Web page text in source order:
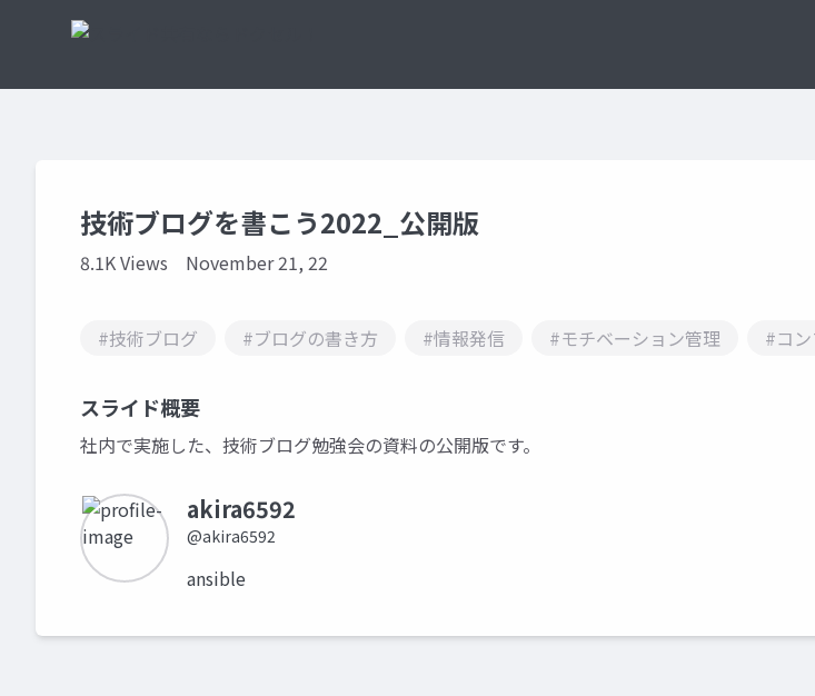
技術ブログを書こう2022_公開版
8.1K Views November 21, 22
#技術ブログ #ブログの書き方 #情報発信 #モチベーション管理 #コ
スライド概要
社内で実施した、技術ブログ勉強会の資料の公開版です。
akira6592
@akira6592
ansible